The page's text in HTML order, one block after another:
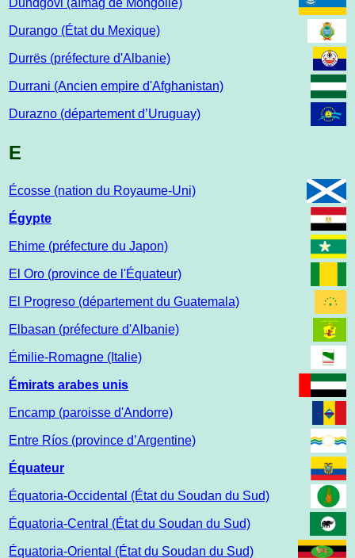
Durango (État du Mexique)
Durrës (préfecture d'Albanie)
Durrani (Ancien empire d'Afghanistan)
Durazno (département d’Uruguay)
E
Écosse (nation du Royaume-Uni)
Égypte
Ehime (préfecture du Japon)
El Oro (province de l'Équateur)
El Progreso (département du Guatemala)
Elbasan (préfecture d'Albanie)
Émilie-Romagne (Italie)
Émirats arabes unis
Encamp (paroisse d'Andorre)
Entre Ríos (province d’Argentine)
Équateur
Équatoria-Occidental (État du Soudan du Sud)
Équatoria-Central (État du Soudan du Sud)
Équatoria-Oriental (État du Soudan du Sud)